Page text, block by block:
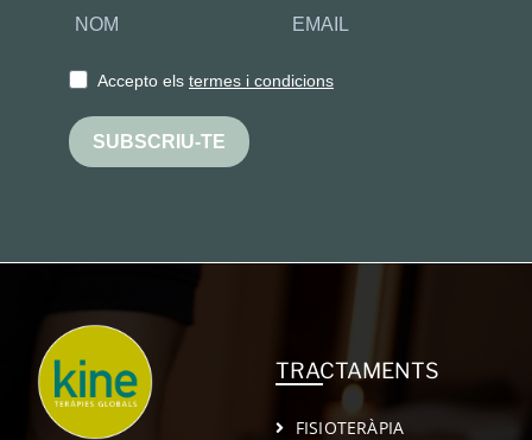
Accepto els termes i condicions
SUBSCRIU-TE
TRACTAMENTS
FISIOTERÀPIA